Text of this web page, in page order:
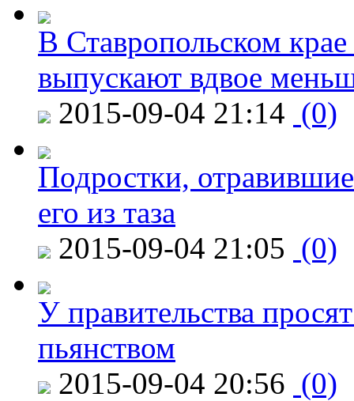
В Ставропольском
выпускают вдвое
2015-09-04 21:14 (0)
Подростки,
его из таза
2015-09-04 21:05 (0)
У правительства
пьянством
2015-09-04 20:56 (0)